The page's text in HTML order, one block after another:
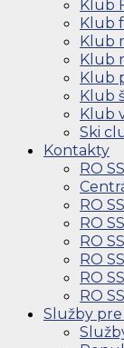
Klub
Klub
Klub
Klub
Klub
Klub
Klub
Ski
Kontakty
RO
RO
RO
RO
RO
RO
RO
Služby